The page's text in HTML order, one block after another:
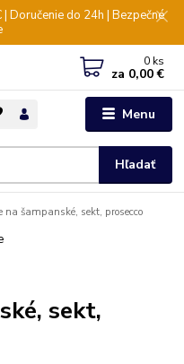
Doručenie do 24h | Bezpečné
Menu
Hľadať
0 ks
za 0,00 €
na šampanské, sekt, prosecco
sekt,